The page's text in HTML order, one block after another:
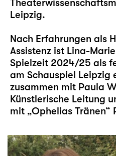
Leipzig.
Nach Erfahrungen als
Assistenz ist Lina-
Spielzeit 2024/25 als
am Schauspiel
zusammen mit Paula
Künstlerische Leitung
mit „Ophelias Tränen“